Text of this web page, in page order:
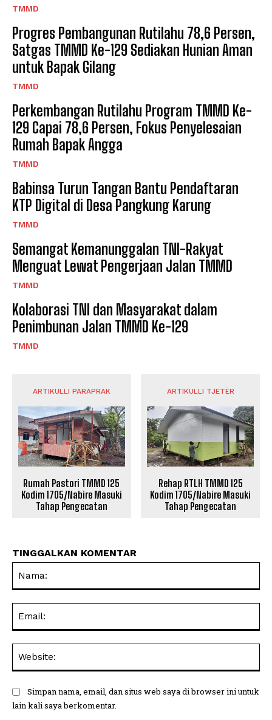
TMMD
Progres Pembangunan Rutilahu 78,6 Persen,
Satgas TMMD Ke-129 Sediakan Hunian Aman
untuk Bapak Gilang
TMMD
Perkembangan Rutilahu Program TMMD Ke-
129 Capai 78,6 Persen, Fokus Penyelesaian
Rumah Bapak Angga
TMMD
Babinsa Turun Tangan Bantu Pendaftaran
KTP Digital di Desa Pangkung Karung
TMMD
Semangat Kemanunggalan TNI-Rakyat
Menguat Lewat Pengerjaan Jalan TMMD
TMMD
Kolaborasi TNI dan Masyarakat dalam
Penimbunan Jalan TMMD Ke-129
TMMD
ARTIKULLI PARAPRAK
Rumah Pastori TMMD 125
Kodim 1705/Nabire Masuki
Tahap Pengecatan
ARTIKULLI TJETËR
Rehap RTLH TMMD 125
Kodim 1705/Nabire Masuki
Tahap Pengecatan
TINGGALKAN KOMENTAR
Simpan nama, email, dan situs web saya di browser ini untuk
lain kali saya berkomentar.